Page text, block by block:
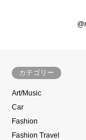
カテゴリー
Art/Music
Car
Fashion
Fashion Travel